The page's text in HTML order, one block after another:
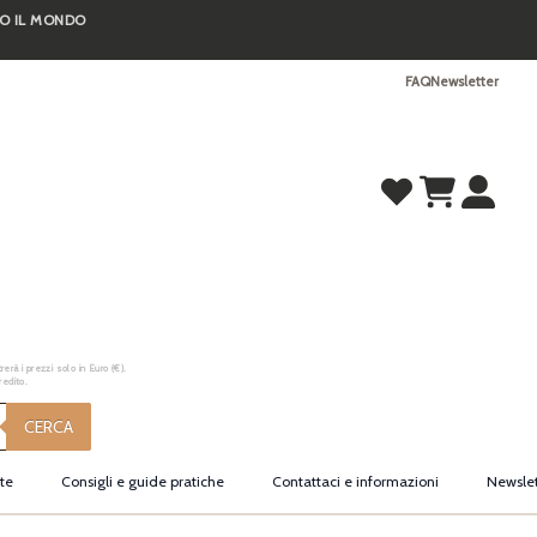
IL MONDO
FAQNewsletter
i prezzi solo in Euro (€).
CERCA
Consigli e guide pratiche Contattaci e informazioni